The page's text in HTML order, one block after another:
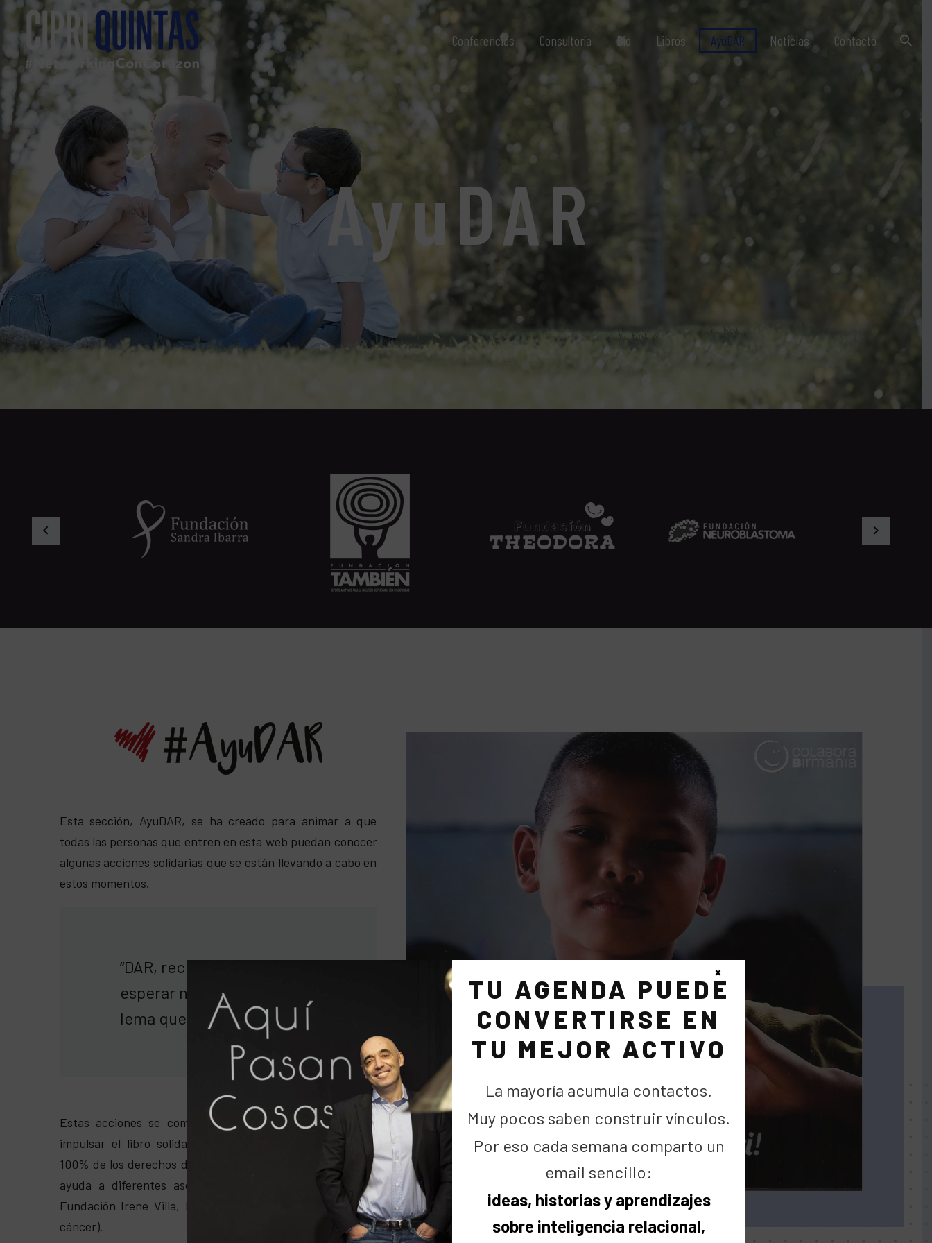
Conferencias Consultoría Bio Libros AyuDAR Noticias Contacto
AyuDAR
Esta sección, AyuDAR, se ha creado para animar a que
todas las personas que entren en esta web puedan conocer
algunas acciones solidarias que se están llevando a cabo en
estos momentos.
“DAR, recibir, recordar, sin
esperar nada a cambio. El
lema que guía mi vida”
Estas acciones se complementan con las acciones para
impulsar el libro solidario
El Libro del Networking, cuyo
100% de los derechos de autor se destinan para el apoyo y
ayuda a diferentes asociaciones (Mensajeros de la Paz,
Fundación Irene Villa, Fundación Sandra Ibarra frente el
cáncer).
TU AGENDA PUEDE
CONVERTIRSE EN
TU MEJOR ACTIVO
La mayoría acumula contactos.
Muy pocos saben construir vínculos.
Por eso cada semana comparto un
email sencillo:
ideas, historias y aprendizajes
sobre inteligencia relacional,
×